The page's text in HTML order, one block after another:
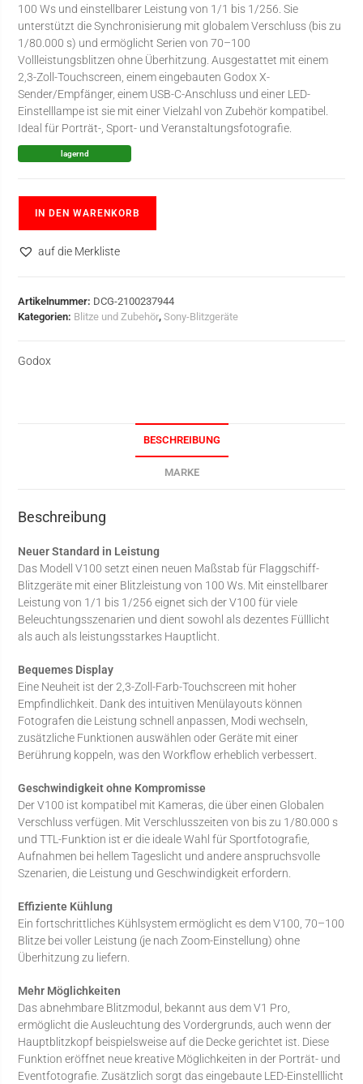
100 Ws und einstellbarer Leistung von 1/1 bis 1/256. Sie
unterstützt die Synchronisierung mit globalem Verschluss (bis zu
1/80.000 s) und ermöglicht Serien von 70–100
Vollleistungsblitzen ohne Überhitzung. Ausgestattet mit einem
2,3-Zoll-Touchscreen, einem eingebauten Godox X-
Sender/Empfänger, einem USB-C-Anschluss und einer LED-
Einstelllampe ist sie mit einer Vielzahl von Zubehör kompatibel.
Ideal für Porträt-, Sport- und Veranstaltungsfotografie.
lagernd
IN DEN WARENKORB
auf die Merkliste
Artikelnummer: DCG-2100237944
Kategorien: Blitze und Zubehör,Sony-Blitzgeräte
Godox
BESCHREIBUNG
MARKE
Beschreibung
Neuer Standard in Leistung
Das Modell V100 setzt einen neuen Maßstab für Flaggschiff-
Blitzgeräte mit einer Blitzleistung von 100 Ws. Mit einstellbarer
Leistung von 1/1 bis 1/256 eignet sich der V100 für viele
Beleuchtungsszenarien und dient sowohl als dezentes Fülllicht
als auch als leistungsstarkes Hauptlicht.
Bequemes Display
Eine Neuheit ist der 2,3-Zoll-Farb-Touchscreen mit hoher
Empfindlichkeit. Dank des intuitiven Menülayouts können
Fotografen die Leistung schnell anpassen, Modi wechseln,
zusätzliche Funktionen auswählen oder Geräte mit einer
Berührung koppeln, was den Workflow erheblich verbessert.
Geschwindigkeit ohne Kompromisse
Der V100 ist kompatibel mit Kameras, die über einen Globalen
Verschluss verfügen. Mit Verschlusszeiten von bis zu 1/80.000 s
und TTL-Funktion ist er die ideale Wahl für Sportfotografie,
Aufnahmen bei hellem Tageslicht und andere anspruchsvolle
Szenarien, die Leistung und Geschwindigkeit erfordern.
Effiziente Kühlung
Ein fortschrittliches Kühlsystem ermöglicht es dem V100, 70–100
Blitze bei voller Leistung (je nach Zoom-Einstellung) ohne
Überhitzung zu liefern.
Mehr Möglichkeiten
Das abnehmbare Blitzmodul, bekannt aus dem V1 Pro,
ermöglicht die Ausleuchtung des Vordergrunds, auch wenn der
Hauptblitzkopf beispielsweise auf die Decke gerichtet ist. Diese
Funktion eröffnet neue kreative Möglichkeiten in der Porträt- und
Eventfotografie. Zusätzlich sorgt das eingebaute LED-Einstelllicht